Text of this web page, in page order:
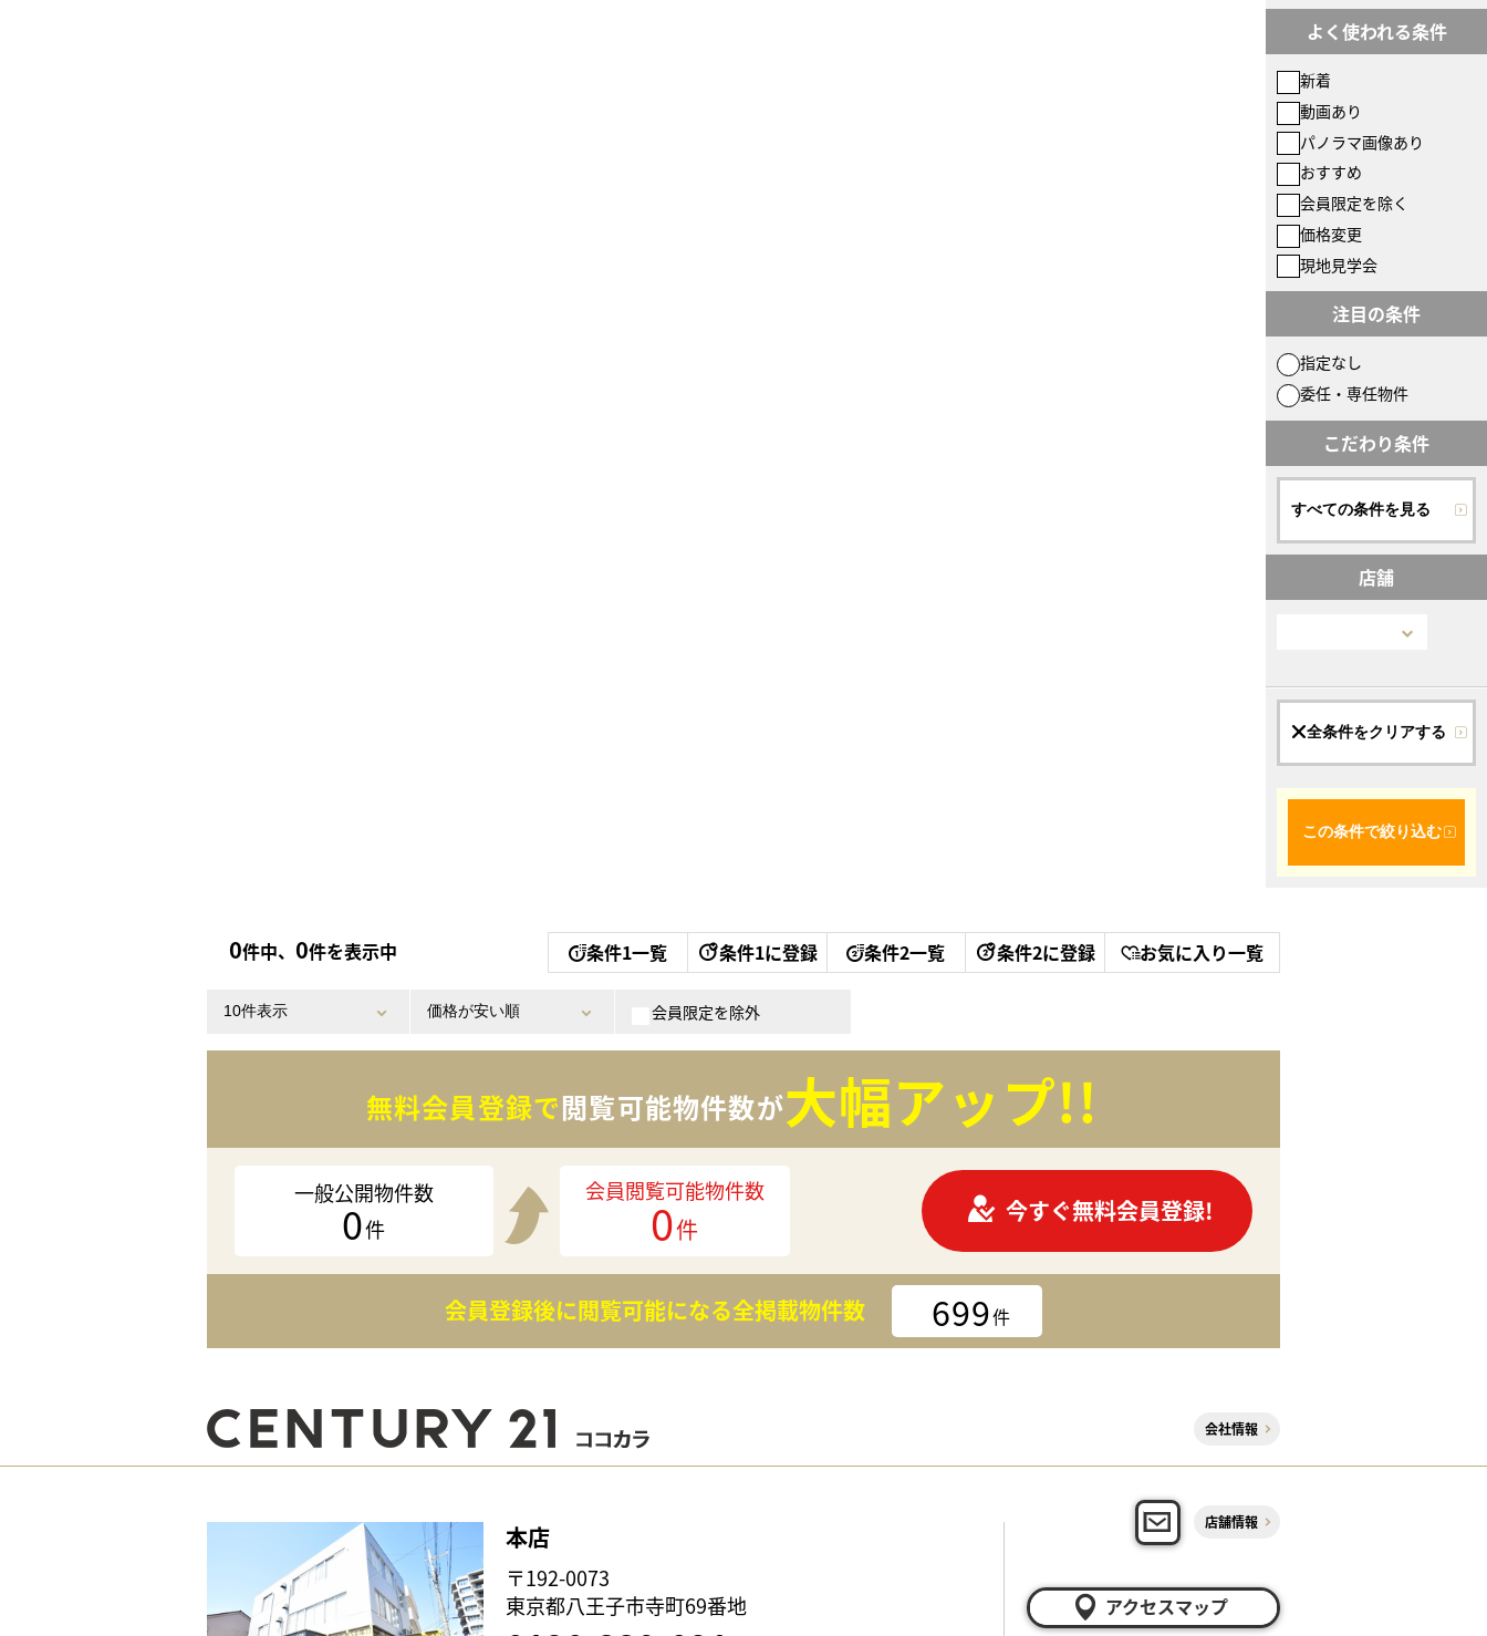
よく使われる条件
新着
動画あり
パノラマ画像あり
おすすめ
会員限定を除く
価格変更
現地見学会
注目の条件
指定なし
委任・専任物件
こだわり条件
すべての条件を見る
店舗
全条件をクリアする
この条件で絞り込む
0件中、 0件を表示中 条件1一覧 条件1に登録 条件2一覧 条件2に登録 お気に入り一覧
会員限定を除外
無料会員登録で閲覧可能物件数が大幅アップ!!
一般公開物件数
0件
会員閲覧可能物件数
0件
今すぐ無料会員登録!
会員登録後に閲覧可能になる全掲載物件数 699件
会社情報
本店
〒192-0073
東京都八王子市寺町69番地
店舗情報
アクセスマップ